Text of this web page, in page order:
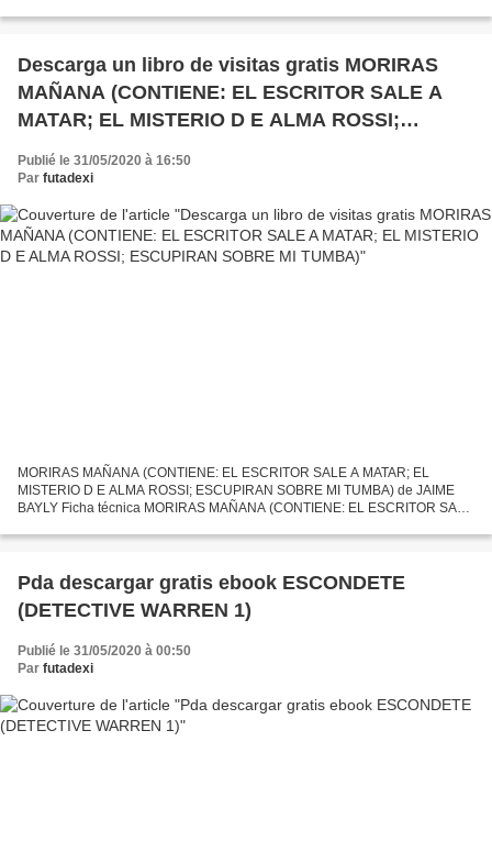
gratis...
Descarga un libro de visitas gratis MORIRAS
MAÑANA (CONTIENE: EL ESCRITOR SALE A
MATAR; EL MISTERIO D E ALMA ROSSI;
ESCUPIRAN SOBRE MI TUMBA)
Publié le 31/05/2020 à 16:50
Par futadexi
MORIRAS MAÑANA (CONTIENE: EL ESCRITOR SALE A MATAR; EL
MISTERIO D E ALMA ROSSI; ESCUPIRAN SOBRE MI TUMBA) de JAIME
BAYLY Ficha técnica MORIRAS MAÑANA (CONTIENE: EL ESCRITOR SALE
TUMBA) JAIME BAYLY...
Pda descargar gratis ebook ESCONDETE
(DETECTIVE WARREN 1)
Publié le 31/05/2020 à 00:50
Par futadexi